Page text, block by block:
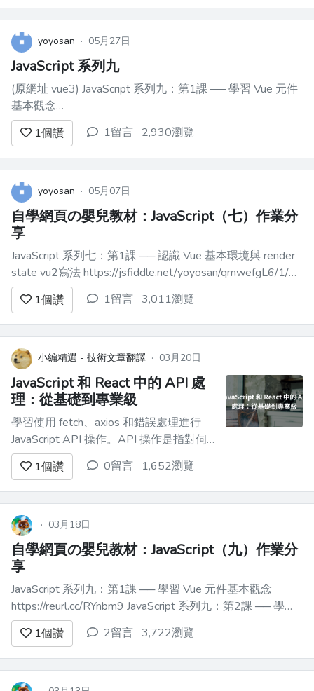
yoyosan · 05月27日
JavaScript 系列九
(原網址 vue3) JavaScript 系列九：第1課 ── 學習 Vue 元件
基本觀念
https://play.vuejs.org/#eNqNU8tOwzAQ/
1個讚 1留言 2,930瀏覽
yoyosan · 05月07日
自學網頁の嬰兒教材：JavaScript（七）作業分
享
JavaScript 系列七：第1課 ── 認識 Vue 基本環境與 render
state vu2寫法 https://jsfiddle.net/yoyosan/qmwefgL6/1/
vue 3寫法 https://jsfiddle.net/yoyosan/yph...
1個讚 1留言 3,011瀏覽
小編精選 - 技術文章翻譯 · 03月20日
JavaScript 和 React 中的 API 處
理：從基礎到專業級
學習使用 fetch、axios 和錯誤處理進行
JavaScript API 操作。API 操作是指對伺
服器進行 HTTP 請求，以獲取或發送數
據。 你好，我的前端開發夥伴們，今天
我將討論 JavaScript 中一個最重要的概
念：API 操作。 - 我首先會在 [Scribbler....
1個讚 0留言 1,652瀏覽
· 03月18日
自學網頁の嬰兒教材：JavaScript（九）作業分
享
JavaScript 系列九：第1課 ── 學習 Vue 元件基本觀念
https://reurl.cc/RYnbm9 JavaScript 系列九：第2課 ── 學習
Vue 的 props 觀念 https://reurl.cc/yR1MzM JavaScript 系列
九：第3課...
1個讚 2留言 3,722瀏覽